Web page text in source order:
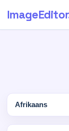
ImageEditor
Afrikaans